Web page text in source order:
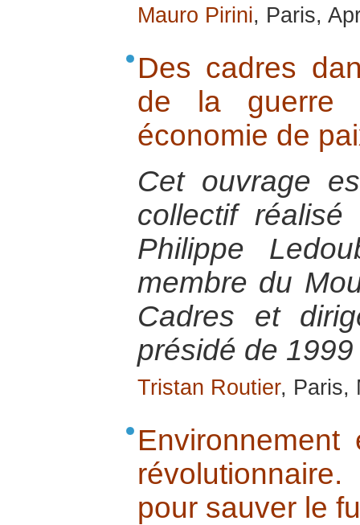
Mauro Pirini, Paris,
Des cadres
de la guerre
économie de
Cet ouvrage
collectif
Philippe
membre du
Cadres et
présidé de
Tristan Routier, Paris,
pour sauver le